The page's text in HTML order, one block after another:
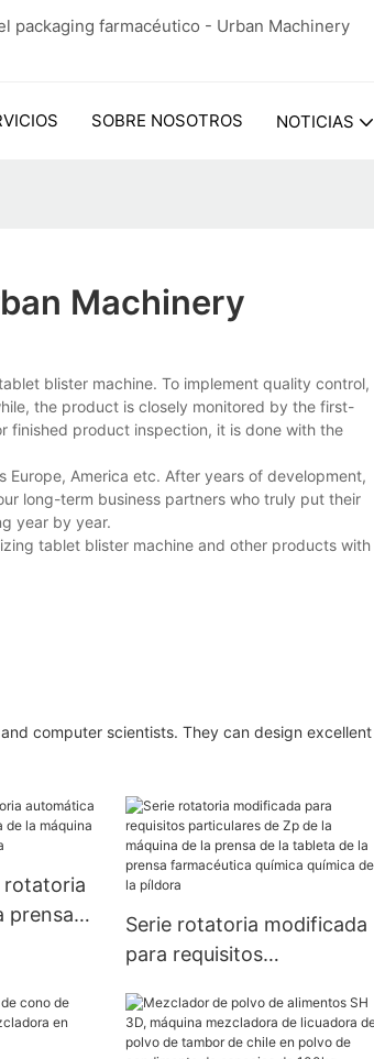
packaging farmacéutico - Urban Machinery
SOBRE NOSOTROS NOTICIAS
Machinery
blister machine. To implement quality control,
the product is closely monitored by the first-
finished product inspection, it is done with the
America etc. After years of development,
long-term business partners who truly put their
year by year.
tablet blister machine and other products with
computer scientists. They can design excellent
rotatoria
prensa
Serie rotatoria modificada
para requisitos
máquina de la prensa de la
tableta de la prensa